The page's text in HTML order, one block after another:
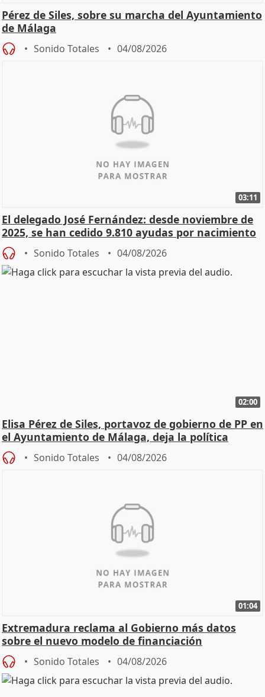
Pérez de Siles, sobre su marcha del Ayuntamiento
de Málaga
Sonido Totales 04/08/2026
03:11
El delegado José Fernández: desde noviembre de
2025, se han cedido 9.810 ayudas por nacimiento
Sonido Totales 04/08/2026
02:00
Elisa Pérez de Siles, portavoz de gobierno de PP en
el Ayuntamiento de Málaga, deja la política
Sonido Totales 04/08/2026
01:04
Extremadura reclama al Gobierno más datos
sobre el nuevo modelo de financiación
Sonido Totales 04/08/2026